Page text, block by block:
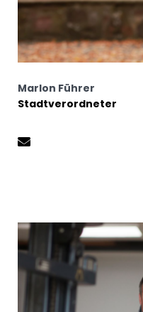
Marlon Führer
Stadtverordneter